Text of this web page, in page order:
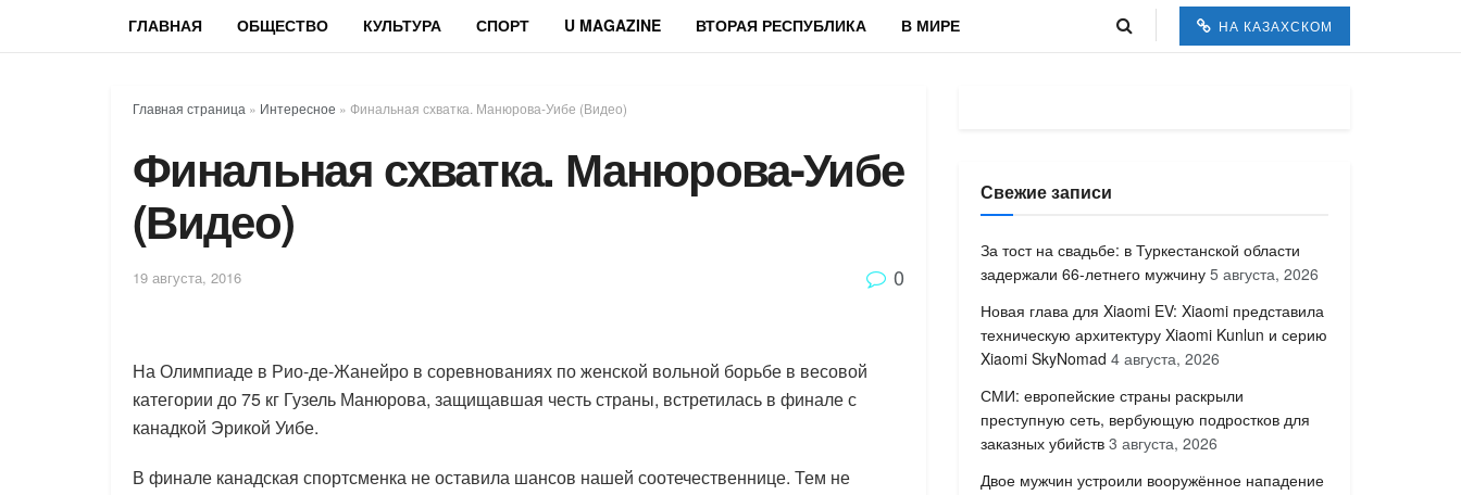
ГЛАВНАЯ ОБЩЕСТВО КУЛЬТУРА СПОРТ U MAGAZINE ВТОРАЯ РЕСПУБЛИКА В МИРЕ НА КАЗАХСКОМ
Главная страница » Интересное » Финальная схватка. Манюрова-Уибе (Видео)
Финальная схватка. Манюрова-Уибе
(Видео)
19 августа, 2016 0
На Олимпиаде в Рио-де-Жанейро в соревнованиях по женской вольной борьбе в весовой
категории до 75 кг Гузель Манюрова, защищавшая честь страны, встретилась в финале с
канадкой Эрикой Уибе.
В финале канадская спортсменка не оставила шансов нашей соотечественнице. Тем не
Свежие записи
За тост на свадьбе: в Туркестанской области
задержали 66-летнего мужчину 5 августа, 2026
Новая глава для Xiaomi EV: Xiaomi представила
техническую архитектуру Xiaomi Kunlun и серию
Xiaomi SkyNomad 4 августа, 2026
СМИ: европейские страны раскрыли
преступную сеть, вербующую подростков для
заказных убийств 3 августа, 2026
Двое мужчин устроили вооружённое нападение